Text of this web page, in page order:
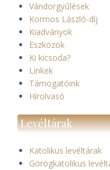
Vándorgyűlések
Kormos László-díj
Kiadványok
Eszközök
Ki kicsoda?
Linkek
Támogatóink
Hírolvasó
Levéltárak
Katolikus levéltárak
Görögkatolikus